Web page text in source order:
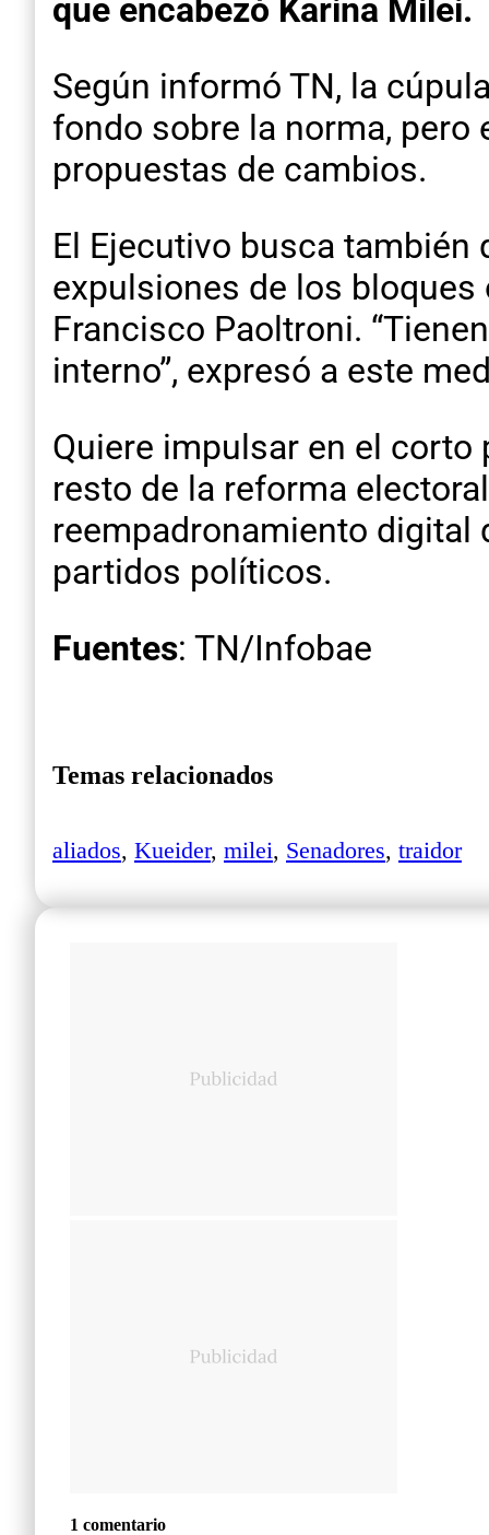
que encabezó Karina Milei.
Según informó TN, la
fondo sobre la norma,
propuestas de cambios.
El Ejecutivo busca
expulsiones de los
Francisco Paoltroni.
interno”, expresó a este
Quiere impulsar en el corto
resto de la reforma
reempadronamiento
partidos políticos.
Fuentes: TN/Infobae
Temas relacionados
aliados, Kueider, milei, Senadores, traidor
1 comentario